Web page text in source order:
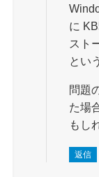
に
スト
とい
問題
た場
もし
返信